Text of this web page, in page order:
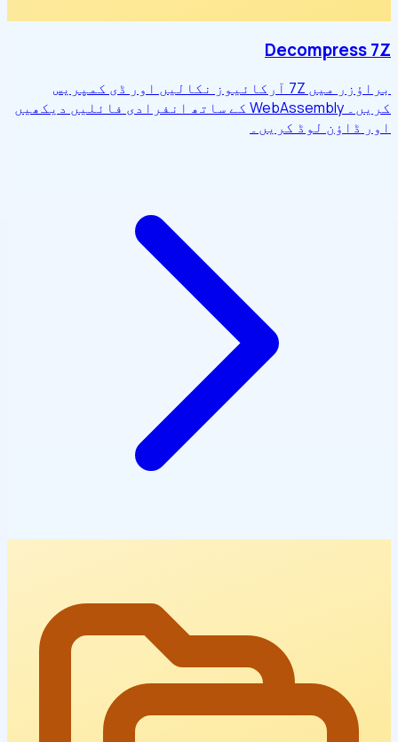
Decompress 7Z
براؤزر میں 7Z آرکائیوز نکالیں اور ڈی کمپریس
کریں۔ WebAssembly کے ساتھ انفرادی فائلیں دیکھیں
اور ڈاؤن لوڈ کریں۔